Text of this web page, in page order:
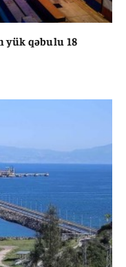
yük qəbulu 18